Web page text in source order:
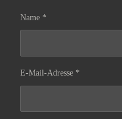
Name *
E-Mail-Adresse *